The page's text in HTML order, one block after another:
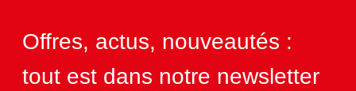
Offres, actus, nouveautés :
tout est dans notre newsletter